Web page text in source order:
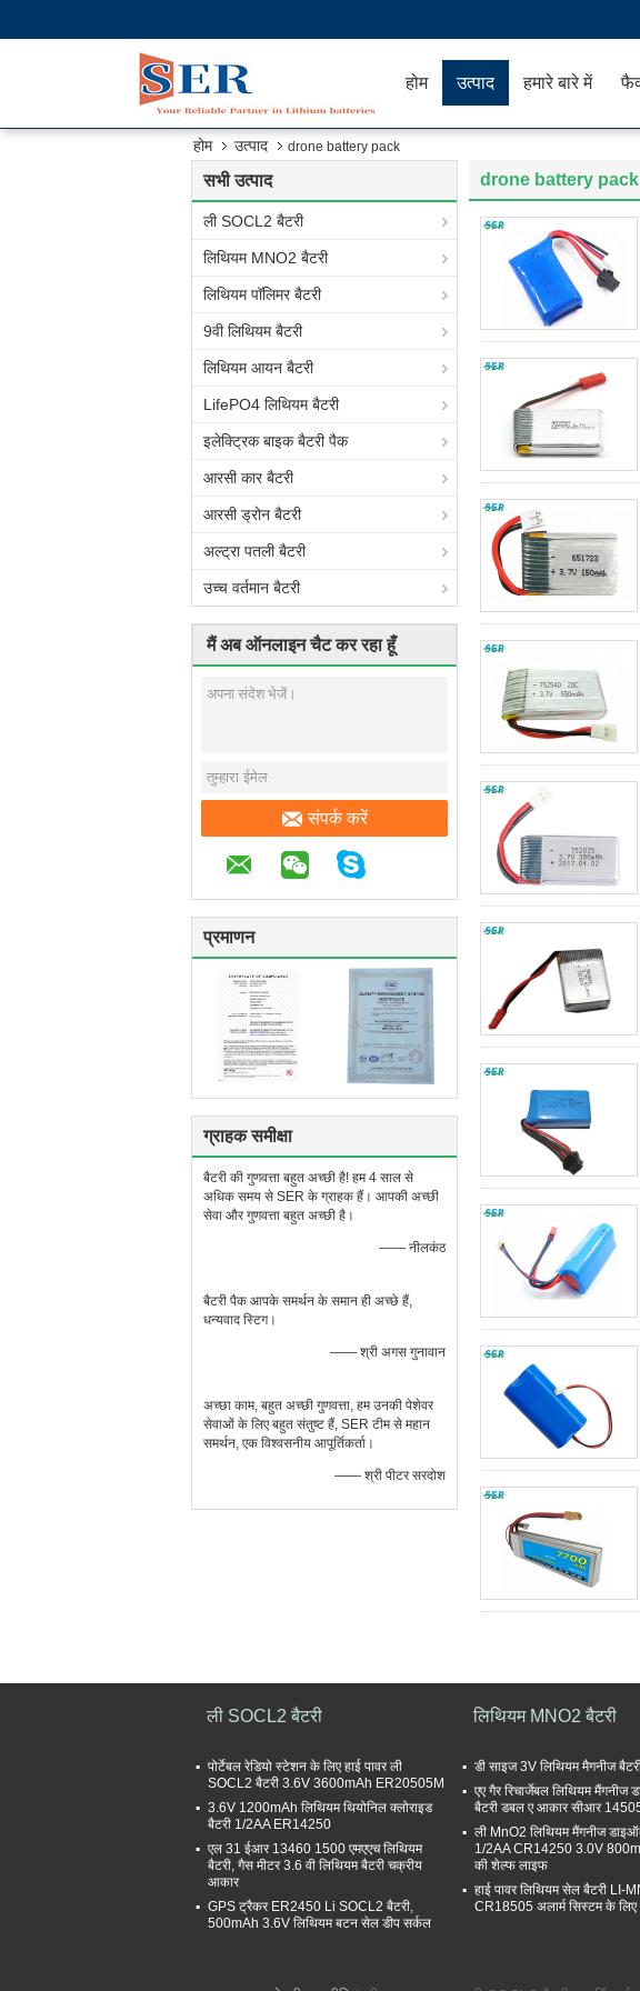
होम उत्पाद हमारे बारे में
होम उत्पाद drone battery pack
सभी उत्पाद
ली SOCL2 बैटरी
लिथियम MNO2 बैटरी
लिथियम पॉलिमर बैटरी
9वी लिथियम बैटरी
लिथियम आयन बैटरी
LifePO4 लिथियम बैटरी
इलेक्ट्रिक बाइक बैटरी पैक
आरसी कार बैटरी
आरसी ड्रोन बैटरी
अल्ट्रा पतली बैटरी
उच्च वर्तमान बैटरी
मैं अब ऑनलाइन चैट कर रहा हूँ
संपर्क करें
प्रमाणन
ग्राहक समीक्षा
बैटरी की गुणवत्ता बहुत अच्छी है! हम 4 साल से
अधिक समय से SER के ग्राहक हैं। आपकी अच्छी
सेवा और गुणवत्ता बहुत अच्छी है।
—— नीलकंठ
बैटरी पैक आपके समर्थन के समान ही अच्छे हैं,
धन्यवाद स्टिग।
—— श्री अगस गुनावान
अच्छा काम, बहुत अच्छी गुणवत्ता, हम उनकी पेशेवर
सेवाओं के लिए बहुत संतुष्ट हैं, SER टीम से महान
समर्थन, एक विश्वसनीय आपूर्तिकर्ता।
—— श्री पीटर सरदोश
drone battery pack
ली SOCL2 बैटरी
पोर्टेबल रेडियो स्टेशन के लिए हाई पावर ली
SOCL2 बैटरी 3.6V 3600mAh ER20505M
3.6V 1200mAh लिथियम थियोनिल क्लोराइड
बैटरी 1/2AA ER14250
एल 31 ईआर 13460 1500 एमएएच लिथियम
बैटरी, गैस मीटर 3.6 वी लिथियम बैटरी चक्रीय
आकार
GPS ट्रैकर ER2450 Li SOCL2 बैटरी,
500mAh 3.6V लिथियम बटन सेल डीप सर्कल
लिथियम MNO2 बैटरी
डी साइज 3V लिथियम मैगनीज
एए गैर रिचार्जेबल लिथियम मैंगनीज
बैटरी डबल ए आकार सीआर
ली MnO2 लिथियम मैंगनीज
1/2AA CR14250 3.0V
की शेल्फ लाइफ
हाई पावर लिथियम सेल बैटरी LI-
CR18505 अलार्म सिस्टम के लिए